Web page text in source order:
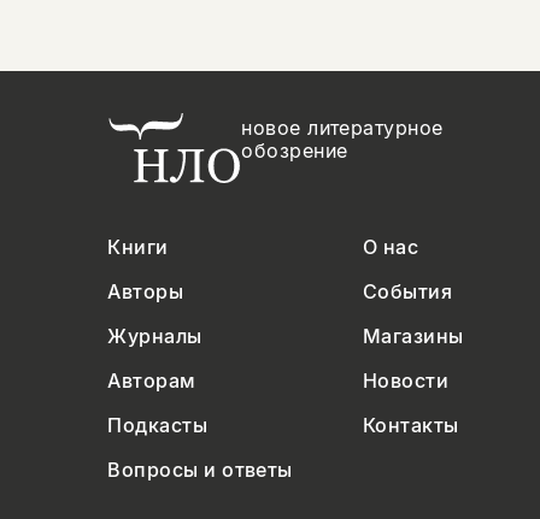
новое литературное
обозрение
Книги
О нас
Авторы
События
Журналы
Магазины
Авторам
Новости
Подкасты
Контакты
Вопросы и ответы